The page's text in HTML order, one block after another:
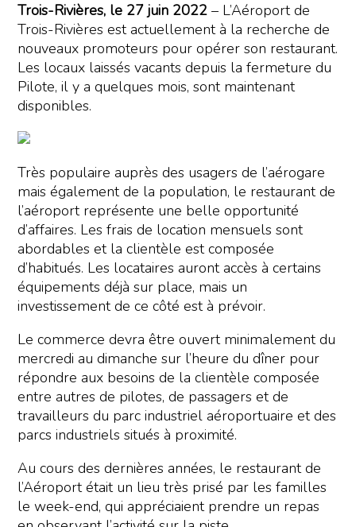
Trois-Rivières, le 27 juin 2022– L’Aéroport de
Trois-Rivières est actuellement à la recherche de
nouveaux promoteurs pour opérer son restaurant.
Les locaux laissés vacants depuis la fermeture du
Pilote, il y a quelques mois, sont maintenant
disponibles.
Très populaire auprès des usagers de l’aérogare
mais également de la population, le restaurant de
l’aéroport représente une belle opportunité
d’affaires. Les frais de location mensuels sont
abordables et la clientèle est composée
d’habitués. Les locataires auront accès à certains
équipements déjà sur place, mais un
investissement de ce côté est à prévoir.
Le commerce devra être ouvert minimalement du
mercredi au dimanche sur l’heure du dîner pour
répondre aux besoins de la clientèle composée
entre autres de pilotes, de passagers et de
travailleurs du parc industriel aéroportuaire et des
parcs industriels situés à proximité.
Au cours des dernières années, le restaurant de
l’Aéroport était un lieu très prisé par les familles
le week-end, qui appréciaient prendre un repas